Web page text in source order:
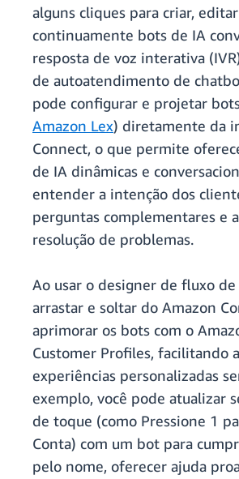
alguns cliques para criar,
continuamente bots de IA
resposta de voz interativa
de autoatendimento de
pode configurar e projetar
Amazon Lex) diretamente da
Connect, o que permite
de IA dinâmicas e
entender a intenção dos
perguntas complementares e
resolução de problemas.
Ao usar o designer de fluxo
arrastar e soltar do Amazon
aprimorar os bots com o
Customer Profiles, facilitando
experiências personalizadas
exemplo, você pode atualizar
de toque (como Pressione 1
Conta) com um bot para
pelo nome, oferecer ajuda